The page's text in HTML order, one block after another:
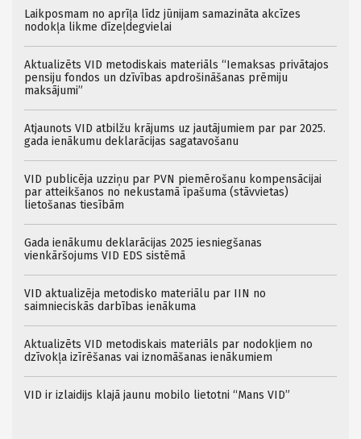
Laikposmam no aprīļa līdz jūnijam samazināta akcīzes
nodokļa likme dīzeļdegvielai
Aktualizēts VID metodiskais materiāls “Iemaksas privātajos
pensiju fondos un dzīvības apdrošināšanas prēmiju
maksājumi”
Atjaunots VID atbilžu krājums uz jautājumiem par par 2025.
gada ienākumu deklarācijas sagatavošanu
VID publicēja uzziņu par PVN piemērošanu kompensācijai
par atteikšanos no nekustamā īpašuma (stāvvietas)
lietošanas tiesībām
Gada ienākumu deklarācijas 2025 iesniegšanas
vienkāršojums VID EDS sistēmā
VID aktualizēja metodisko materiālu par IIN no
saimnieciskās darbības ienākuma
Aktualizēts VID metodiskais materiāls par nodokļiem no
dzīvokļa izīrēšanas vai iznomāšanas ienākumiem
VID ir izlaidijs klajā jaunu mobilo lietotni “Mans VID”